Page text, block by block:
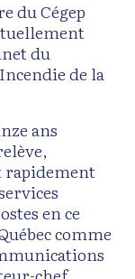
du Cégep
du
de la
ans
rapidement
en ce
comme